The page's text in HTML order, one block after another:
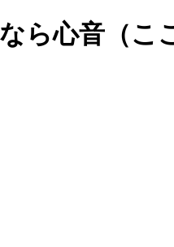
ら心音（こ